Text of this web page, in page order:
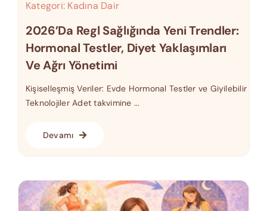
Kategori: Kadına Dair
2026’da Regl Sağlığında Yeni Trendler:
Hormonal Testler, Diyet Yaklaşımları
Ve Ağrı Yönetimi
Kişiselleşmiş Veriler: Evde Hormonal Testler ve Giyilebilir
Teknolojiler Adet takvimine ...
Devamı